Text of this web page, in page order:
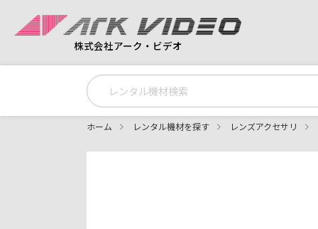
株式会社アーク・ビデオ
ホーム レンタル機材を探す レンズアクセサリ